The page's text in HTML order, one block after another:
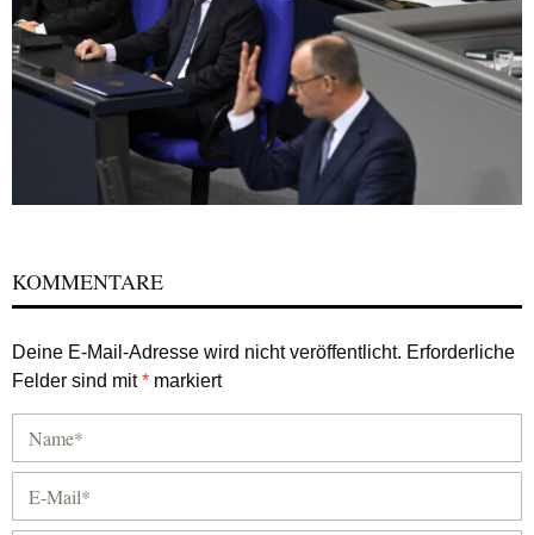
KOMMENTARE
Deine E-Mail-Adresse wird nicht veröffentlicht. Erforderliche
Felder sind mit* markiert